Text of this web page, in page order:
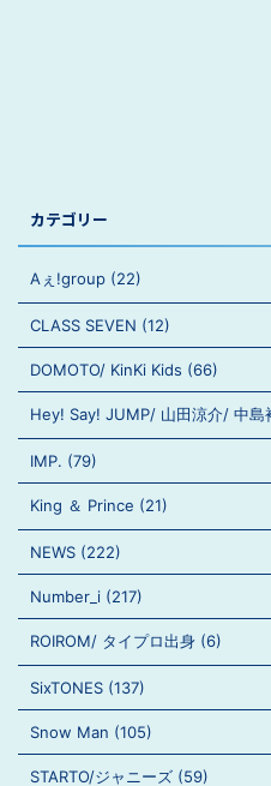
カテゴリー
Aぇ!group (22)
CLASS SEVEN (12)
DOMOTO/ KinKi Kids (66)
Hey! Say! JUMP/ 山田涼介/ 中島
IMP. (79)
King ＆ Prince (21)
NEWS (222)
Number_i (217)
ROIROM/ タイプロ出身 (6)
SixTONES (137)
Snow Man (105)
STARTO/ジャニーズ (59)